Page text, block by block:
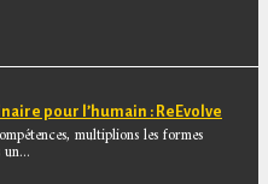
pour l’humain : ReEvolve
multiplions les formes